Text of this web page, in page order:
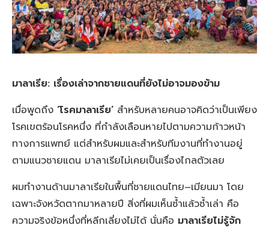
มาลาเรีย: เรื่องเล่าจากชายแดนที่ยังไม่อาจมองข้าม
เมื่อพูดถึง ‘โรคมาลาเรีย’ สำหรับหลายคนอาจคิดว่าเป็นเพียง
โรคเขตร้อนโรคหนึ่ง ที่กำลังเลือนหายไปตามความก้าวหน้า
ทางการแพทย์ แต่สำหรับผมและสำหรับทีมงานที่ทำงานอยู่
ตามแนวชายแดน มาลาเรียไม่เคยเป็นเรื่องไกลตัวเลย
ผมทำงานด้านมาลาเรียในพื้นที่ชายแดนไทย–เมียนมา โดย
เฉพาะจังหวัดตากมาหลายปี สิ่งที่ผมเห็นซ้ำแล้วซ้ำเล่า คือ
ความจริงข้อหนึ่งที่หลีกเลี่ยงไม่ได้ นั่นคือ มาลาเรียไม่รู้จัก